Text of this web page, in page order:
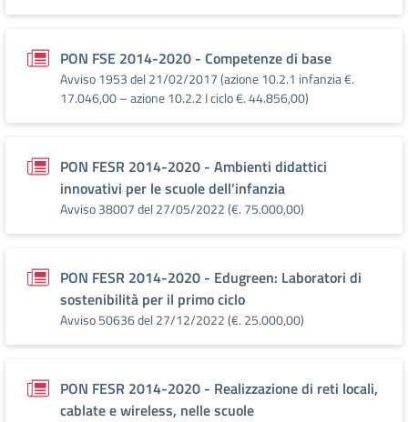
PON FSE 2014-2020 - Competenze di base
Avviso 1953 del 21/02/2017 (azione 10.2.1 infanzia €.
17.046,00 – azione 10.2.2 I ciclo €. 44.856,00)
PON FESR 2014-2020 - Ambienti didattici
innovativi per le scuole dell’infanzia
Avviso 38007 del 27/05/2022 (€. 75.000,00)
PON FESR 2014-2020 - Edugreen: Laboratori di
sostenibilità per il primo ciclo
Avviso 50636 del 27/12/2022 (€. 25.000,00)
PON FESR 2014-2020 - Realizzazione di reti locali,
cablate e wireless, nelle scuole